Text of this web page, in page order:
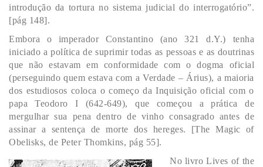
introdução da tortura no sistema judicial do interrogatório”.
[pág 148].
Embora o imperador Constantino (ano 321 d.Y.) tenha
iniciado a política de suprimir todas as pessoas e as doutrinas
que não estavam em conformidade com o dogma oficial
(perseguindo quem estava com a Verdade – Árius), a maioria
dos estudiosos coloca o começo da Inquisição oficial com o
papa Teodoro I (642-649), que começou a prática de
mergulhar sua pena dentro de vinho consagrado antes de
assinar a sentença de morte dos hereges. [The Magic of
Obelisks, de Peter Thomkins, pág 55].
No livro Lives of the